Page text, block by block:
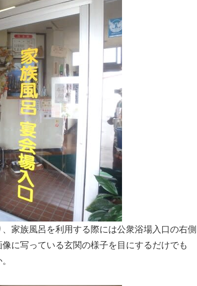
家族風呂を利用する際には公衆浴場入口の右側
に写っている玄関の様子を目にするだけでも